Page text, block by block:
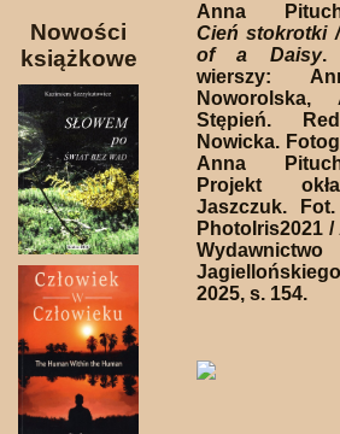
Nowości
książkowe
Anna Pituch-
Cień stokrotki
of a Daisy.
wierszy:
Noworolska,
Stępień.
Nowicka.
Anna Pituch-
Projekt
Jaszczuk.
PhotoIris2021
Wydawnictwo
2025, s. 154.